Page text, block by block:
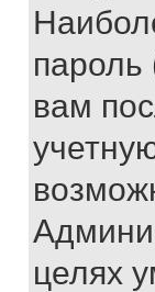
пароль
вам
целях